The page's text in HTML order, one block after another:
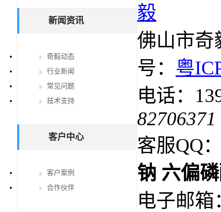
新闻资讯
奇毅动态
行业新闻
常见问题
技术支持
客户中心
客户案例
合作伙伴
佛山市
号： 粤
电话：
82706371
客服QQ
钠 六偏
电子邮箱